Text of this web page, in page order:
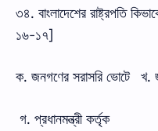
৩৪. বাংলাদেশের রাষ্ট্রপতি
১৬-১৭]
ক. জনগণের সরাসরি ভোটে খ.
গ. প্রধানমন্ত্রী কর্তৃক